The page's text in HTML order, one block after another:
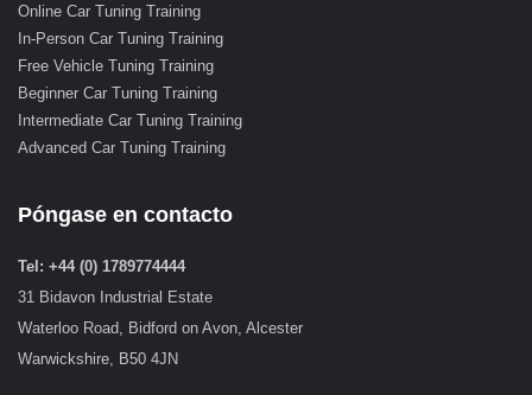
Online Car Tuning Training
In-Person Car Tuning Training
Free Vehicle Tuning Training
Beginner Car Tuning Training
Intermediate Car Tuning Training
Advanced Car Tuning Training
Póngase en contacto
Tel: +44 (0) 1789774444
31 Bidavon Industrial Estate
Waterloo Road, Bidford on Avon, Alcester
Warwickshire, B50 4JN